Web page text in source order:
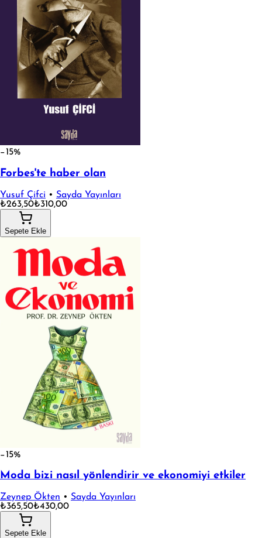
−15%
Forbes'te haber olan
Yusuf Çifci • Sayda Yayınları
₺263,50₺310,00
Sepete Ekle
−15%
Moda bizi nasıl yönlendirir ve ekonomiyi etkiler
Zeynep Ökten • Sayda Yayınları
₺365,50₺430,00
Sepete Ekle